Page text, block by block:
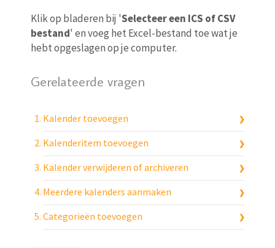
Klik op bladeren bij 'Selecteer een ICS of CSV
bestand' en voeg het Excel-bestand toe wat je
hebt opgeslagen op je computer.
Gerelateerde vragen
Kalender toevoegen
Kalenderitem toevoegen
Kalender verwijderen of archiveren
Meerdere kalenders aanmaken
Categorieën toevoegen